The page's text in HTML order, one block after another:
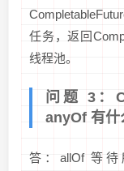
任务，返回
线程池。
问题 3：
anyOf 有什
答：allOf 等